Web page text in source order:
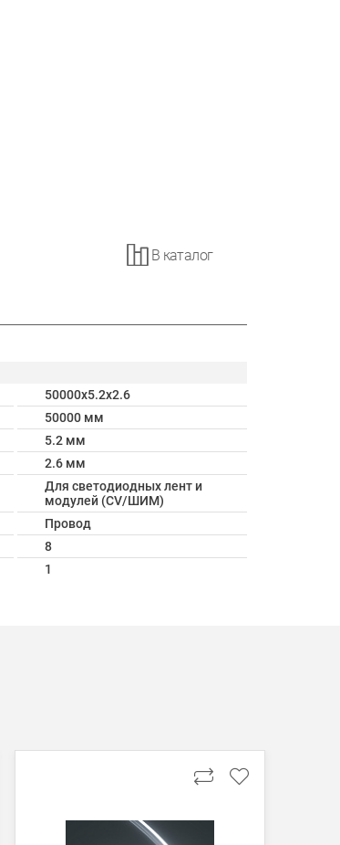
В каталог
50000x5.2x2.6
50000 мм
5.2 мм
2.6 мм
Для светодиодных лент и
модулей (CV/ШИМ)
Провод
8
1